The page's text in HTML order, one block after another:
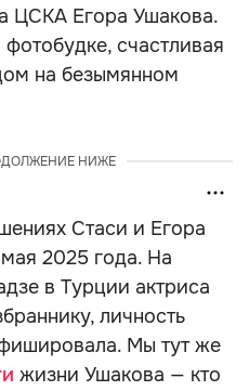
ЦСКА Егора Ушакова.
счастливая
на безымянном
НИЖЕ
Стаси и Егора
2025 года. На
в Турции актриса
личность
Мы тут же
жизни Ушакова — кто